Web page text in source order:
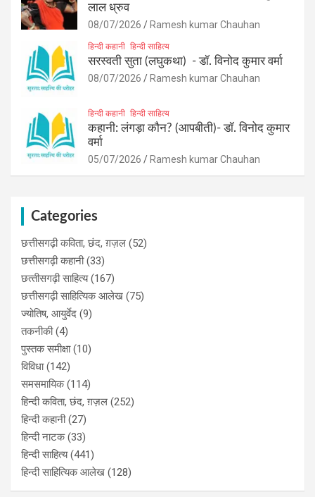
लाल ध्रुव
08/07/2026 Ramesh kumar Chauhan
हिन्दी कहानी हिन्दी साहित्य
सरस्वती सुता (लघुकथा) ​- डॉ. विनोद कुमार वर्मा
08/07/2026 Ramesh kumar Chauhan
हिन्दी कहानी हिन्दी साहित्य
कहानी: लंगड़ा कौन? (आपबीती)​- डॉ. विनोद कुमार
वर्मा
05/07/2026 Ramesh kumar Chauhan
Categories
छत्तीसगढ़ी कविता, छंद, ग़ज़ल (52)
छत्तीसगढ़ी कहानी(33)
छत्‍तीसगढ़ी साहित्‍य(167)
छत्तीसगढ़ी साहित्यिक आलेख (75)
ज्योतिष, आयुर्वेद (9)
तकनीकी(4)
पुस्‍तक समीक्षा(10)
विविधा(142)
समसमायिक(114)
हिन्दी कविता, छंद, ग़ज़ल (252)
हिन्दी कहानी(27)
हिन्‍दी नाटक(33)
हिन्दी साहित्य(441)
हिन्दी साहित्यिक आलेख (128)